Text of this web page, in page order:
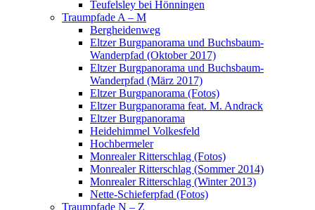
Teufelsley bei Hönningen
Traumpfade A – M
Bergheidenweg
Eltzer Burgpanorama und Buchsbaum-
Wanderpfad (Oktober 2017)
Eltzer Burgpanorama und Buchsbaum-
Wanderpfad (März 2017)
Eltzer Burgpanorama (Fotos)
Eltzer Burgpanorama feat. M. Andrack
Eltzer Burgpanorama
Heidehimmel Volkesfeld
Hochbermeler
Monrealer Ritterschlag (Fotos)
Monrealer Ritterschlag (Sommer 2014)
Monrealer Ritterschlag (Winter 2013)
Nette-Schieferpfad (Fotos)
Traumpfade N – Z